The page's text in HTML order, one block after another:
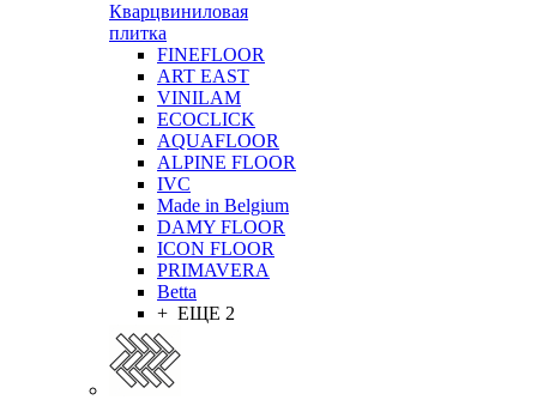
Кварцвиниловая
плитка
FINEFLOOR
ART EAST
VINILAM
ECOCLICK
AQUAFLOOR
ALPINE FLOOR
IVC
Made in Belgium
DAMY FLOOR
ICON FLOOR
PRIMAVERA
Betta
+ ЕЩЕ 2